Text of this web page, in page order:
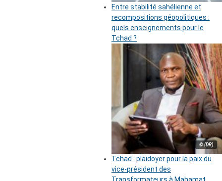
Entre stabilité sahélienne et
recompositions géopolitiques :
quels enseignements pour le
Tchad ?
© (DR)
Tchad : plaidoyer pour la paix du
vice-président des